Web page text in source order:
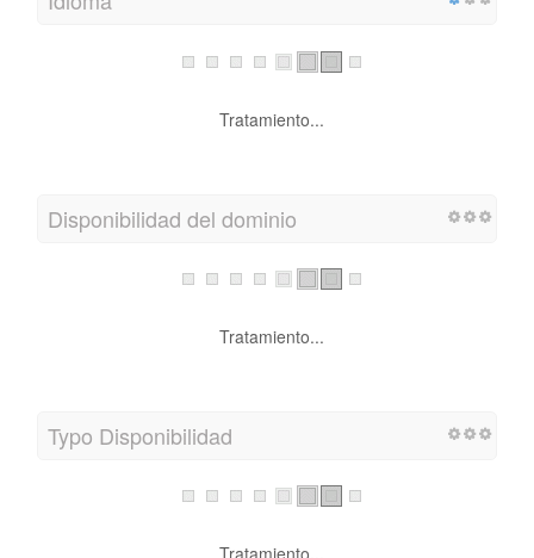
Tratamiento...
Disponibilidad del dominio
Tratamiento...
Typo Disponibilidad